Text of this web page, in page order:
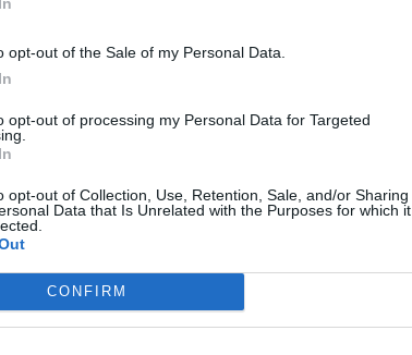
opt-out of the Sale of my Personal Data.
opt-out of processing my Personal Data for Targeted
opt-out of Collection, Use, Retention, Sale, and/or Sharing
Data that Is Unrelated with the Purposes for which it
CONFIRM
la Presidencia
06/08/26 16:47
que sus acciones están infravaloradas
recompras
el penúltimo fiasco del Gobierno
escaso en reputación e influencia
se conforma con ser la número dos